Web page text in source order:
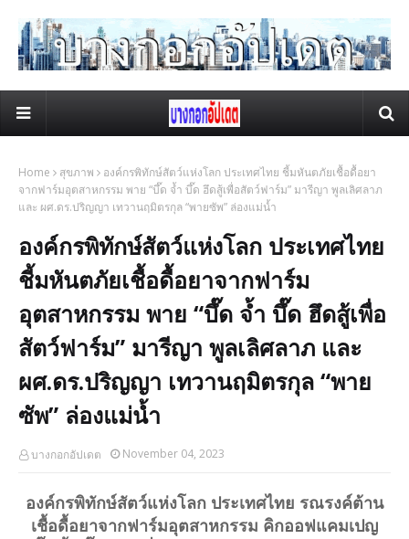
Home สุขภาพ
องค์กรพิทักษ์สัตว์แห่งโลก ประเทศไทย ชี้มหันตภัยเชื้อดื้อยา
จากฟาร์มอุตสาหกรรม พาย “บึ๊ด จ้ำ บึ๊ด ฮึดสู้เพื่อสัตว์ฟาร์ม” มารีญา พูลเลิศลาภ
และ ผศ.ดร.ปริญญา เทวานฤมิตรกุล “พายซัพ” ล่องแม่น้ำ
องค์กรพิทักษ์สัตว์แห่งโลก ประเทศไทย
ชี้มหันตภัยเชื้อดื้อยาจากฟาร์ม
อุตสาหกรรม พาย “บึ๊ด จ้ำ บึ๊ด ฮึดสู้เพื่อ
สัตว์ฟาร์ม” มารีญา พูลเลิศลาภ และ
ผศ.ดร.ปริญญา เทวานฤมิตรกุล “พาย
ซัพ” ล่องแม่น้ำ
บางกอกอัปเดต November 04, 2023
องค์กรพิทักษ์สัตว์แห่งโลก ประเทศไทย รณรงค์ต้าน
เชื้อดื้อยาจากฟาร์มอุตสาหกรรม คิกออฟแคมเปญ